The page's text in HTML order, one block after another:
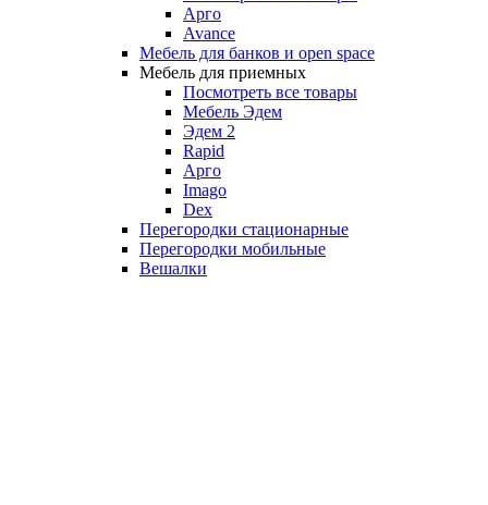
Арго
Avance
Мебель для банков и open space
Мебель для приемных
Посмотреть все товары
Мебель Эдем
Эдем 2
Rapid
Арго
Imago
Dex
Перегородки стационарные
Перегородки мобильные
Вешалки